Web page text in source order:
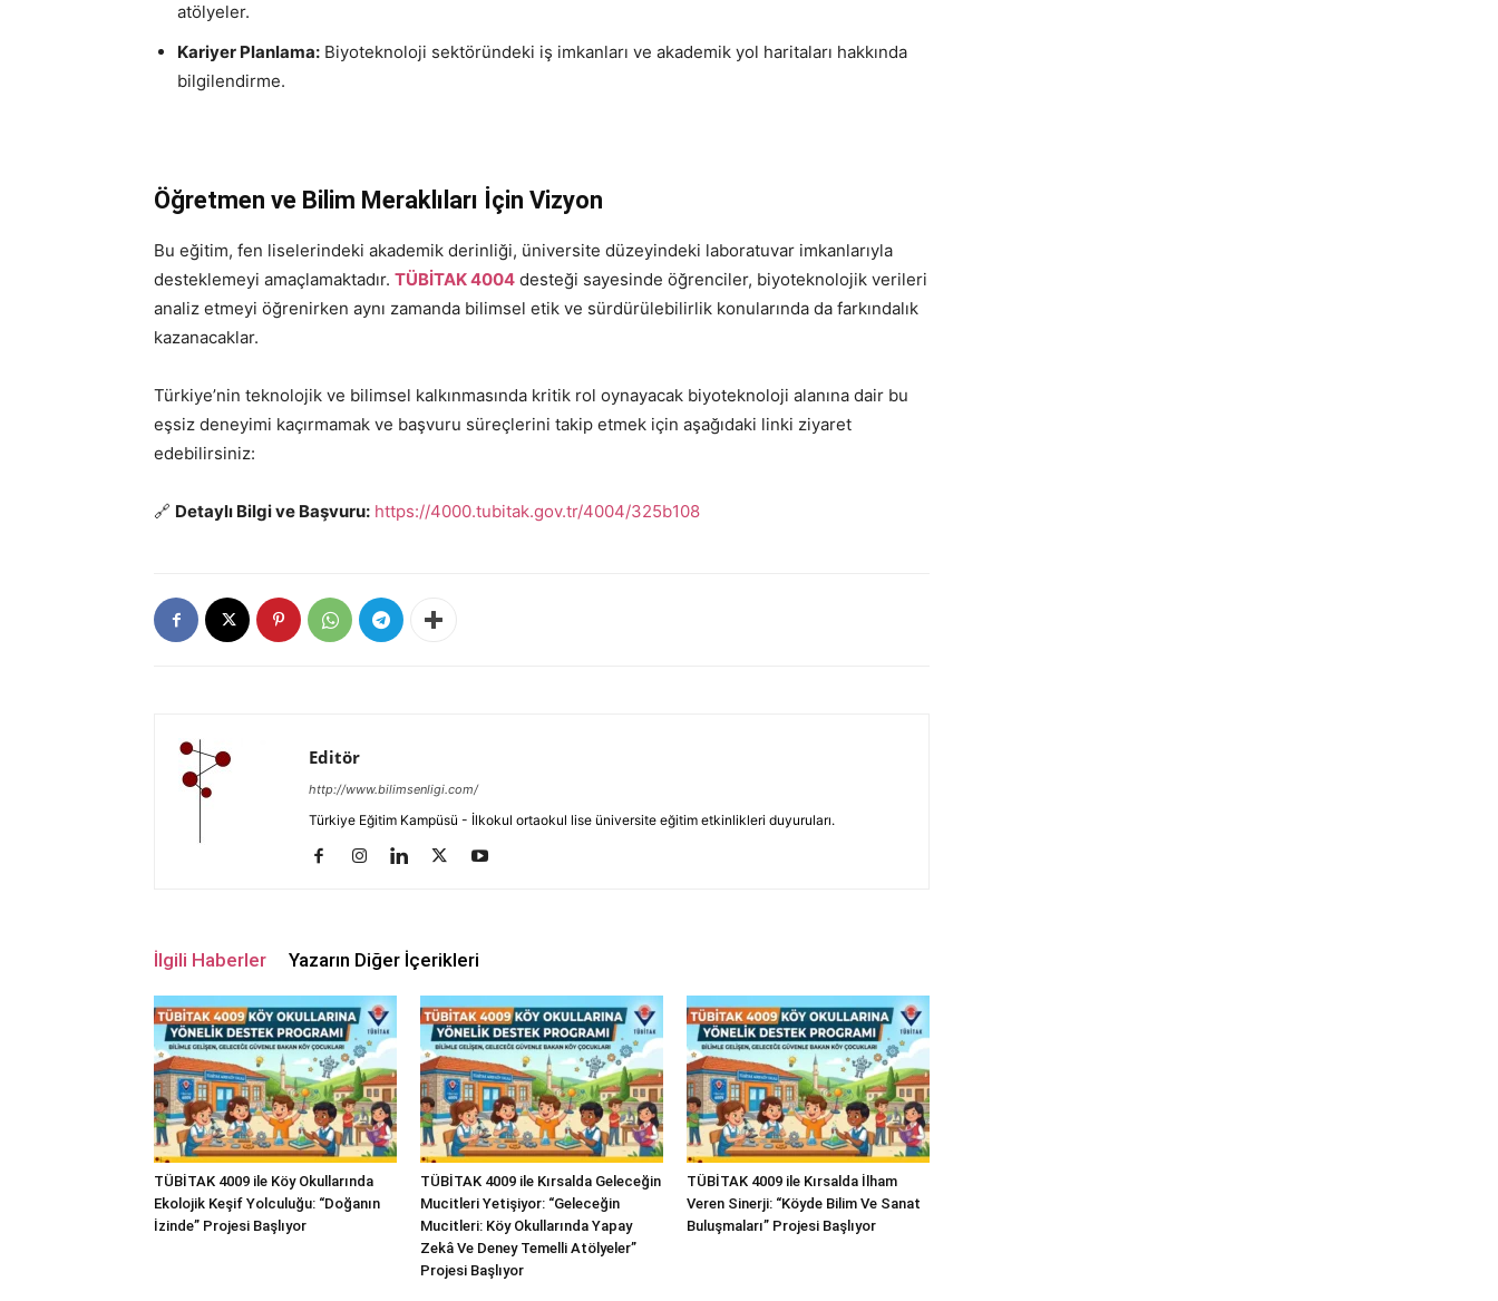
atölyeler.
Kariyer Planlama: Biyoteknoloji sektöründeki iş imkanları ve akademik yol haritaları hakkında
bilgilendirme.
Öğretmen ve Bilim Meraklıları İçin Vizyon
Bu eğitim, fen liselerindeki akademik derinliği, üniversite düzeyindeki laboratuvar imkanlarıyla
desteklemeyi amaçlamaktadır. TÜBİTAK 4004 desteği sayesinde öğrenciler, biyoteknolojik verileri
analiz etmeyi öğrenirken aynı zamanda bilimsel etik ve sürdürülebilirlik konularında da farkındalık
kazanacaklar.
Türkiye’nin teknolojik ve bilimsel kalkınmasında kritik rol oynayacak biyoteknoloji alanına dair bu
eşsiz deneyimi kaçırmamak ve başvuru süreçlerini takip etmek için aşağıdaki linki ziyaret
edebilirsiniz:
🔗 Detaylı Bilgi ve Başvuru: https://4000.tubitak.gov.tr/4004/325b108
Editör
http://www.bilimsenligi.com/
Türkiye Eğitim Kampüsü - İlkokul ortaokul lise üniversite eğitim etkinlikleri duyuruları.
İlgili Haberler Yazarın Diğer İçerikleri
TÜBİTAK 4009 ile Köy Okullarında
Ekolojik Keşif Yolculuğu: “Doğanın
İzinde” Projesi Başlıyor
TÜBİTAK 4009 ile Kırsalda Geleceğin
Mucitleri Yetişiyor: “Geleceğin
Mucitleri: Köy Okullarında Yapay
Zekâ Ve Deney Temelli Atölyeler”
Projesi Başlıyor
TÜBİTAK 4009 ile Kırsalda İlham
Veren Sinerji: “Köyde Bilim Ve Sanat
Buluşmaları” Projesi Başlıyor